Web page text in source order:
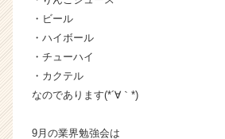
・ビール
・ハイボール
・チューハイ
・カクテル
なのであります(*´∀｀*)
9月の業界勉強会は